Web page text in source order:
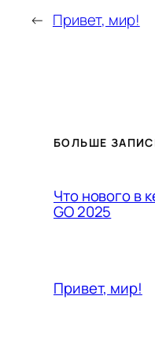
← Привет, мир!
БОЛЬШЕ
Что нового в
GO 2025
Привет, мир!